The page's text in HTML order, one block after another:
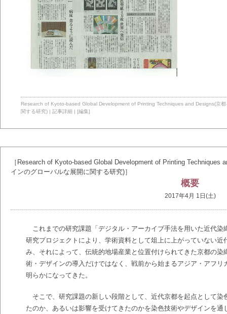
Research of Kyoto-based Global Development of Printing Techniques and Designs(京
関する研究) | 記事詳細 | [編集]
［Research of Kyoto-based Global Development of Printing Techniques
インのグローバルな展開に関する研究)］
概要
2017年4月 1日(土)
これまでの研究課題「デジタル・アーカイブ手法を用いた近代染
研究プロジェクトにより、学術資料として俎上に上がっていない
み、それによって、伝統的地場産業と位置付けられてきた京都の
術・デザインの導入だけではなく、戦前から始まるアジア・アフ
明らかになってきた。
そこで、研究課題の新しい段階として、近代京都を起点として染
たのか、あるいは影響を受けてきたのかを染色技術やデザインを